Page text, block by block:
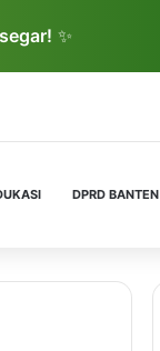
✨
DPRD BANTEN